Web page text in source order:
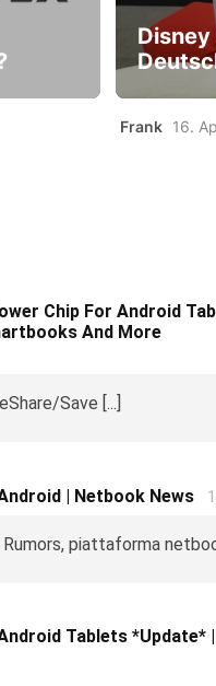
Disney
Frank 16.
Chip For Android
And More
Save [...]
| Netbook News
piattaforma
Tablets *Update*